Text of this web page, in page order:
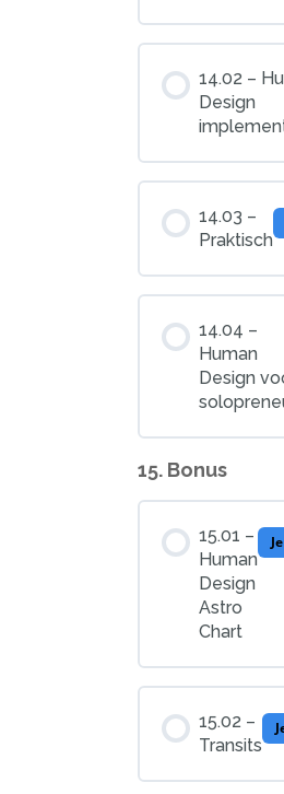
14.02 –
Design
14.03 –
Praktisch
14.04 –
Human
Design
15. Bonus
15.01 –
Human
Design
Astro
Chart
15.02 –
Transits